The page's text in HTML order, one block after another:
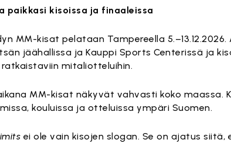
paikkasi kisoissa ja finaaleissa
MM-kisat pelataan Tampereella
jäähallissa ja Kauppi Sports Centerissä ja
ratkaistaviin mitaliotteluihin.
MM-kisat näkyvät vahvasti koko maassa.
kouluissa ja otteluissa ympäri Suomen.
ei ole vain kisojen slogan. Se on ajatus